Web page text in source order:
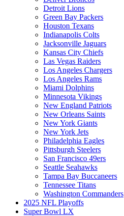
Detroit Lions
Green Bay Packers
Houston Texans
Indianapolis Colts
Jacksonville Jaguars
Kansas City Chiefs
Las Vegas Raiders
Los Angeles Chargers
Los Angeles Rams
Miami Dolphins
Minnesota Vikings
New England Patriots
New Orleans Saints
New York Giants
New York Jets
Philadelphia Eagles
Pittsburgh Steelers
San Francisco 49ers
Seattle Seahawks
Tampa Bay Buccaneers
Tennessee Titans
Washington Commanders
2025 NFL Playoffs
Super Bowl LX